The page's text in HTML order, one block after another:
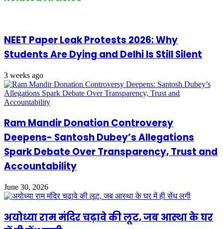
NEET Paper Leak Protests 2026: Why
Students Are Dying and Delhi Is Still Silent
3 weeks ago
Ram Mandir Donation Controversy
Deepens- Santosh Dubey’s Allegations
Spark Debate Over Transparency, Trust and
Accountability
June 30, 2026
अयोध्या राम मंदिर चढ़ावे की लूट, जब आस्था के घर